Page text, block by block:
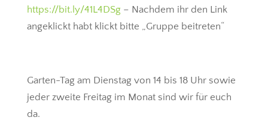
https://bit.ly/41L4DSg– Nachdem ihr den Link
angeklickt habt klickt bitte „Gruppe beitreten“
Garten-Tag am Dienstag von 14 bis 18 Uhr sowie
jeder zweite Freitag im Monat sind wir für euch
da.